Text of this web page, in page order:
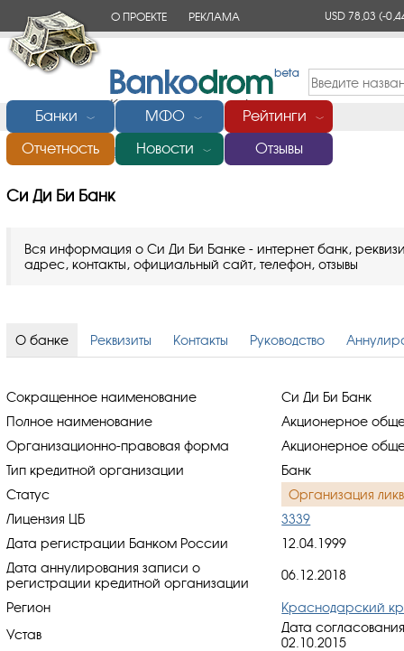
О ПРОЕКТЕ РЕКЛАМА USD 78,03(-
Банки ﹀ МФО ﹀ Рейтинги ﹀
Отчетность Новости ﹀ Отзывы
Главная/Банки России/Си Ди Би Банк
Си Ди Би Банк
Вся информация о Си Ди Би Банке - интернет банк,
адрес, контакты, официальный сайт, телефон, отзывы
О банке Реквизиты Контакты Руководство
Сокращенное наименование
Си Ди Би Банк
Полное наименование
Акционерное
Организационно-правовая форма
Акционерное
Тип кредитной организации
Банк
Статус
Организация
Лицензия ЦБ
3339
Дата регистрации Банком России
12.04.1999
Дата аннулирования записи о
регистрации кредитной организации
06.12.2018
Регион
Краснодарский
Устав
Дата
02.10.2015